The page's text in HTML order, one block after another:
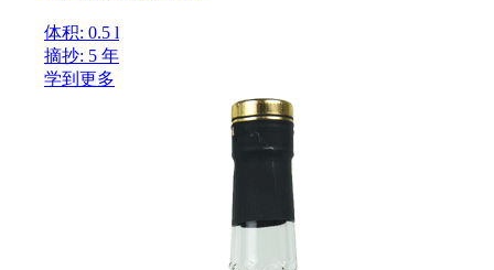
体积: 0.5 l
摘抄: 5 年
学到更多